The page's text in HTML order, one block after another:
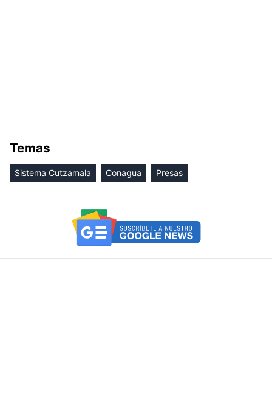
Temas
Sistema Cutzamala Conagua Presas